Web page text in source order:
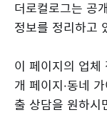
더로컬로그는 공
정보를 정리하고
이 페이지의 업체
개 페이지·동네
출 상담을 원하시